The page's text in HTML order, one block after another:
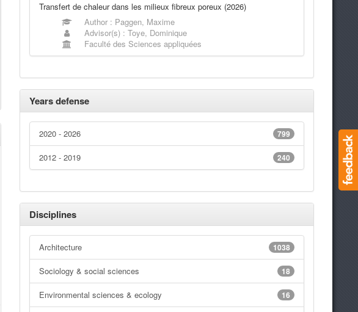
Transfert de chaleur dans les milieux fibreux poreux (2026)
Author : Paggen, Maxime
Advisor(s) : Toye, Dominique
Faculté des Sciences appliquées
Years defense
799
2020 - 2026
240
2012 - 2019
Disciplines
1038
Architecture
18
Sociology & social sciences
16
Environmental sciences & ecology